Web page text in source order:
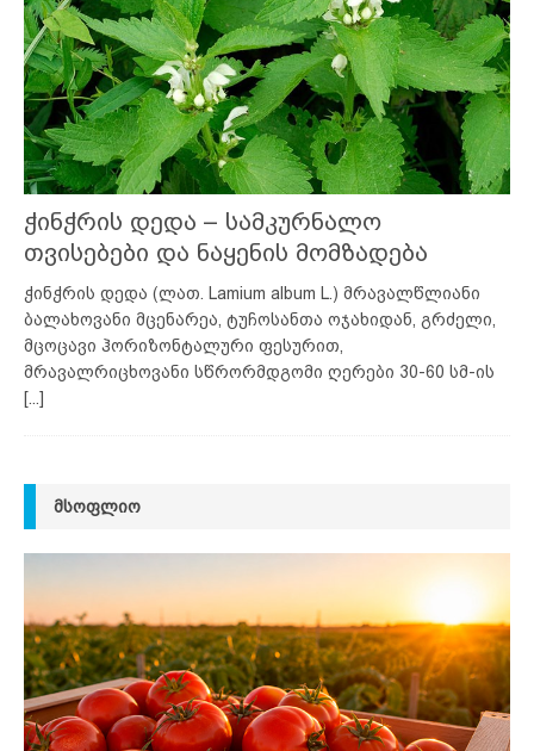
ჭინჭრის დედა – სამკურნალო
თვისებები და ნაყენის მომზადება
ჭინჭრის დედა (ლათ. Lamium album L.) მრავალწლიანი
ბალახოვანი მცენარეა, ტუჩოსანთა ოჯახიდან, გრძელი,
მცოცავი ჰორიზონტალური ფესურით,
მრავალრიცხოვანი სწრორმდგომი ღერები 30-60 სმ-ის
[...]
ᲛᲡᲝᲤᲚᲘᲝ